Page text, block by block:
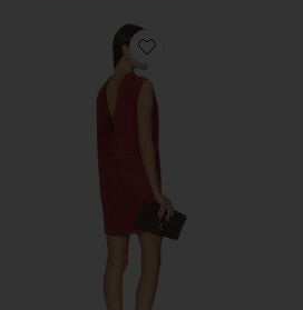
Favorite VESTIDO MONA